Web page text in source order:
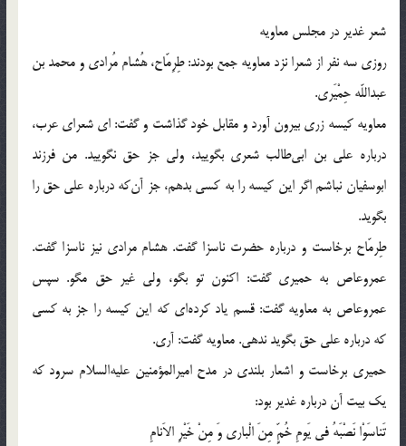
شعر غدیر در مجلس معاویه
روزی سه نفر از شعرا نزد معاویه جمع بودند: طِرِمّاح، هُشام مُرادی و محمد بن
عبداللّه‌ حِمْیَری.
معاویه کیسه زری بیرون آورد و مقابل خود گذاشت و گفت: ای شعرای عرب،
درباره علی بن ابی‌طالب شعری بگویید، ولی جز حق نگویید. من فرزند
ابوسفیان نباشم اگر این کیسه را به کسی بدهم، جز آن‌که درباره علی حق را
بگوید.
طِرمّاح برخاست و درباره حضرت ناسزا گفت. هشام مرادی نیز ناسزا گفت.
عمروعاص به حمیری گفت: اکنون تو بگو، ولی غیر حق مگو. سپس
عمروعاص به معاویه گفت: قسم یاد کرده‌ای که این کیسه را جز به کسی
که درباره علی حق بگوید ندهی. معاویه گفت: آری.
حمیری برخاست و اشعار بلندی در مدح امیرالمؤمنین علیه‌السلام سرود که
یک بیت آن درباره غدیر بود:
تَناسَوْا نَصْبَهُ فی یَومِ خُمٍّ مِنَ الْباری وَ مِنْ خَیْرِ الاَنامِ